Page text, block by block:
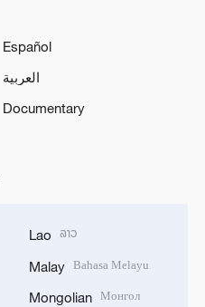
Español
العربية
Documentary
Lao ລາວ
Malay Bahasa Melayu
Mongolian Монгол